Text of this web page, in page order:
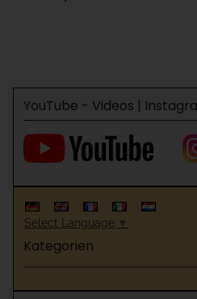
YouTube - Videos |
Select Language ▼
Kategorien